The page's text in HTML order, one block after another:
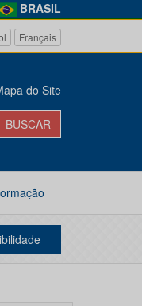
BRASIL
Français
do Site